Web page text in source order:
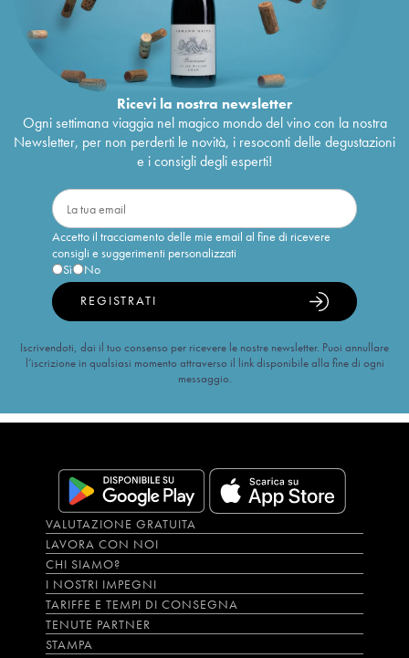
Ricevi la nostra newsletter
Ogni settimana viaggia nel magico mondo del vino con la nostra
Newsletter, per non perderti le novità, i resoconti delle degustazioni
e i consigli degli esperti!
Accetto il tracciamento delle mie email al fine di ricevere
consigli e suggerimenti personalizzati
Sì
No
REGISTRATI
Iscrivendoti, dai il tuo consenso per ricevere le nostre newsletter. Puoi annullare
l’iscrizione in qualsiasi momento attraverso il link disponibile alla fine di ogni
messaggio.
VALUTAZIONE GRATUITA
LAVORA CON NOI
CHI SIAMO?
I NOSTRI IMPEGNI
TARIFFE E TEMPI DI CONSEGNA
TENUTE PARTNER
STAMPA